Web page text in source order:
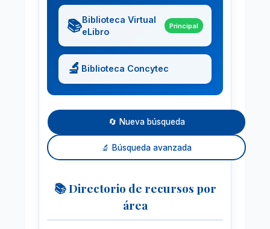
📚Biblioteca Virtual
eLibro
Principal
🔬 Biblioteca Concytec
🔄 Nueva búsqueda
🔬 Búsqueda avanzada
📚 Directorio de recursos por
área